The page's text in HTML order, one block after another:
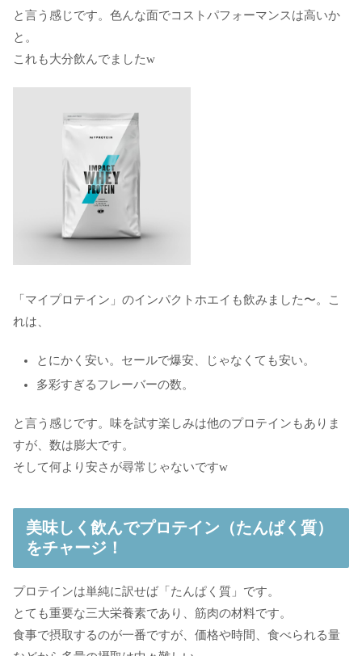
と言う感じです。色んな面でコストパフォーマンスは高いか
と。
これも大分飲んでましたw
「マイプロテイン」のインパクトホエイも飲みました〜。こ
れは、
とにかく安い。セールで爆安、じゃなくても安い。
多彩すぎるフレーバーの数。
と言う感じです。味を試す楽しみは他のプロテインもありま
すが、数は膨大です。
そして何より安さが尋常じゃないですw
美味しく飲んでプロテイン（たんぱく質）
をチャージ！
プロテインは単純に訳せば「たんぱく質」です。
とても重要な三大栄養素であり、筋肉の材料です。
食事で摂取するのが一番ですが、価格や時間、食べられる量